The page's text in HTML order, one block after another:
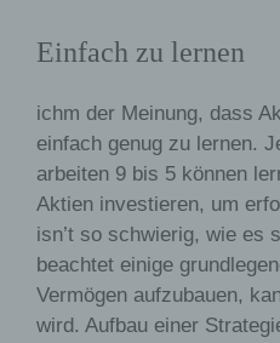
Einfach zu lernen
ichm der Meinung, dass
einfach genug zu lernen.
arbeiten 9 bis 5 können
Aktien investieren, um
isn’t so schwierig, wie es
beachtet einige
Vermögen aufzubauen,
wird. Aufbau einer
Grundverordnung,
Charakter ist die:
Cookies /
Die Internetseiten
Cookies, LocalStorage
dazu, unser Angebot
sicherer zu machen.
ist eine Technologie, mit
Ihrem Computer oder